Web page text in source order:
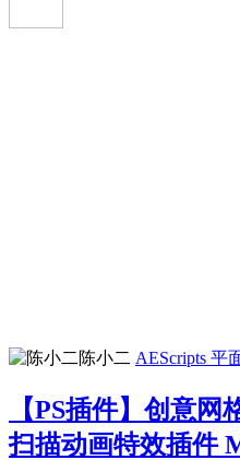
陈小二 AEScripts 平
【PS插件】创意
扫描动画特效插件